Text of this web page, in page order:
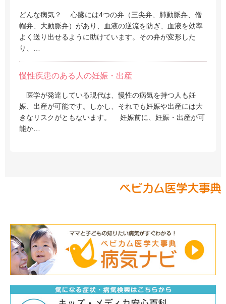
どんな病気？ 心臓には4つの弁（三尖弁、肺動脈弁、僧
帽弁、大動脈弁）があり、血液の逆流を防ぎ、血液を効率
よく送り出せるように助けています。その弁が変形した
り、…
慢性疾患のある人の妊娠・出産
医学が発達している現代は、慢性の病気を持つ人も妊
娠、出産が可能です。しかし、それでも妊娠や出産には大
きなリスクがともないます。 妊娠前に、妊娠・出産が可
能か…